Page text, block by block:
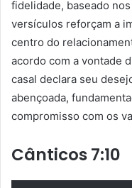
fidelidade, baseado
versículos reforçam a
centro do
acordo com a vontade
casal declara seu
abençoada,
compromisso com os
Cânticos 7:10